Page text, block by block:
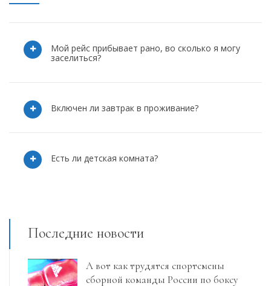
Мой рейс прибывает рано, во сколько я могу
заселиться?
Включен ли завтрак в проживание?
Есть ли детская комната?
Последние новости
А вот как трудятся спортсмены
сборной команды России по боксу